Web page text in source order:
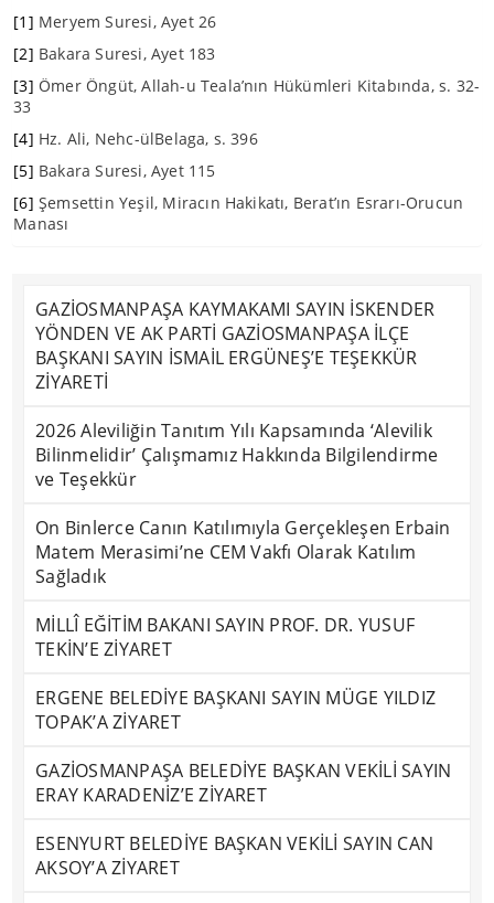
[1] Meryem Suresi, Ayet 26
[2] Bakara Suresi, Ayet 183
[3] Ömer Öngüt, Allah-u Teala’nın Hükümleri Kitabında, s. 32-
33
[4] Hz. Ali, Nehc-ülBelaga, s. 396
[5] Bakara Suresi, Ayet 115
[6] Şemsettin Yeşil, Miracın Hakikatı, Berat’ın Esrarı-Orucun
Manası
GAZİOSMANPAŞA KAYMAKAMI SAYIN İSKENDER
YÖNDEN VE AK PARTİ GAZİOSMANPAŞA İLÇE
BAŞKANI SAYIN İSMAİL ERGÜNEŞ’E TEŞEKKÜR
ZİYARETİ
2026 Aleviliğin Tanıtım Yılı Kapsamında ‘Alevilik
Bilinmelidir’ Çalışmamız Hakkında Bilgilendirme
ve Teşekkür
On Binlerce Canın Katılımıyla Gerçekleşen Erbain
Matem Merasimi’ne CEM Vakfı Olarak Katılım
Sağladık
MİLLÎ EĞİTİM BAKANI SAYIN PROF. DR. YUSUF
TEKİN’E ZİYARET
ERGENE BELEDİYE BAŞKANI SAYIN MÜGE YILDIZ
TOPAK’A ZİYARET
GAZİOSMANPAŞA BELEDİYE BAŞKAN VEKİLİ SAYIN
ERAY KARADENİZ’E ZİYARET
ESENYURT BELEDİYE BAŞKAN VEKİLİ SAYIN CAN
AKSOY’A ZİYARET